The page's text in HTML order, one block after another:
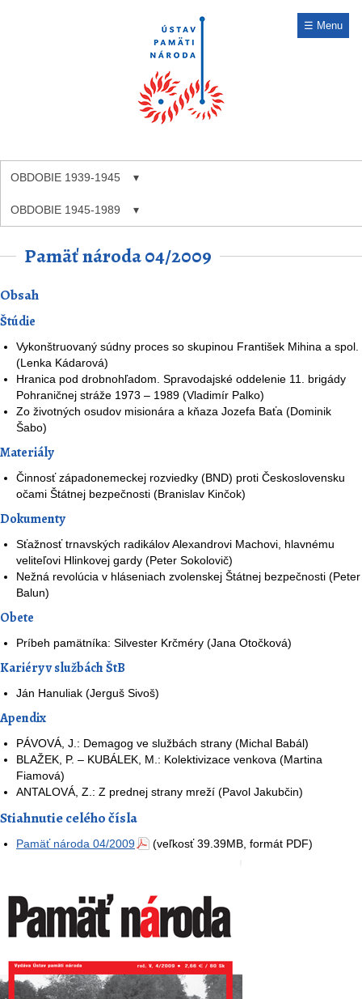
☰ Menu
OBDOBIE 1939-1945
OBDOBIE 1945-1989
Pamäť národa 04/2009
Obsah
Štúdie
Vykonštruovaný súdny proces so skupinou František Mihina a spol.
(Lenka Kádarová)
Hranica pod drobnohľadom. Spravodajské oddelenie 11. brigády
Pohraničnej stráže 1973 – 1989 (Vladimír Palko)
Zo životných osudov misionára a kňaza Jozefa Baťa (Dominik
Šabo)
Materiály
Činnosť západonemeckej rozviedky (BND) proti Československu
očami Štátnej bezpečnosti (Branislav Kinčok)
Dokumenty
Sťažnosť trnavských radikálov Alexandrovi Machovi, hlavnému
veliteľovi Hlinkovej gardy (Peter Sokolovič)
Nežná revolúcia v hláseniach zvolenskej Štátnej bezpečnosti (Peter
Balun)
Obete
Príbeh pamätníka: Silvester Krčméry (Jana Otočková)
Kariéry v službách ŠtB
Ján Hanuliak (Jerguš Sivoš)
Apendix
PÁVOVÁ, J.: Demagog ve službách strany (Michal Babál)
BLAŽEK, P. – KUBÁLEK, M.: Kolektivizace venkova (Martina
Fiamová)
ANTALOVÁ, Z.: Z prednej strany mreží (Pavol Jakubčin)
Stiahnutie celého čísla
Pamäť národa 04/2009 (veľkosť 39.39MB, formát PDF)